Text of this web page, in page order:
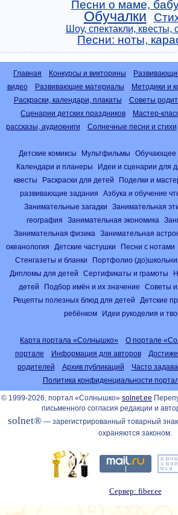
Песни о маме,
Обучалки
Шоу, спектакли, квесты,
Песни: ноты,
Главная Конкурсы и викторины
видео
Развивающие материалы
Методики и
Раскраски, календари, плакаты
Советы
Сценарии детских праздников
Мастер-
рассказы, аудиокниги
Солнечные песни и стихи
Детские комиксы Мультфильмы
Обучающее
Календари и планеры
Идеи и сценарии для
квесты
Раскраски для детей Поделки и
развивающие задания
Азбука и обучение
Занимательные загадки
Занимательная
география
Занимательная экономика
Занимательная физика
Занимательная
океанология
Детские частушки Песни с нотами
Стенгазеты и бланки
Портфолио
Дипломы для детей
Сертификаты и грамоты
детей
Подбор имён и их значение
Советы и
Рецепты полезных блюд для детей
Детские
ребёнком
Идеи рукоделия и
Карта портала «Солнышко» О портале
портале
Информация для авторов
родителей
Архив публикаций
Часто
Политика конфиденциальности
© 1999-2026, портал «Солнышко» solnet.ee
письменного согласия редакции и
solnet® — зарегистрированный товарный
охраняются законом.
Сервер: fiber.ee